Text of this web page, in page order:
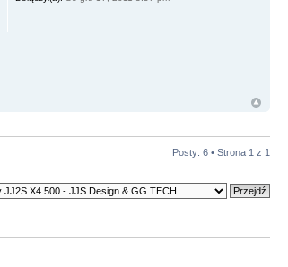
Posty: 6 • Strona 1 z 1